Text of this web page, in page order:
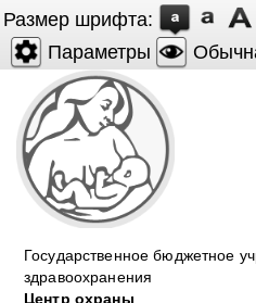
Размер шрифта:
Параметры
Государственное бюджетное
здравоохранения
Центр охраны